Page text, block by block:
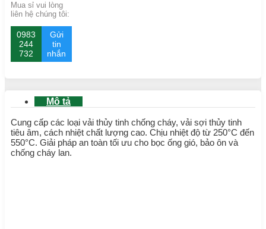
Mua sỉ vui lòng
liên hệ chúng tôi:
0983
244
732
Gửi
tin
nhắn
Mô tả
Cung cấp các loại vải thủy tinh chống cháy, vải sợi thủy tinh
tiêu âm, cách nhiệt chất lượng cao. Chịu nhiệt độ từ 250°C đến
550°C. Giải pháp an toàn tối ưu cho bọc ống gió, bảo ôn và
chống cháy lan.